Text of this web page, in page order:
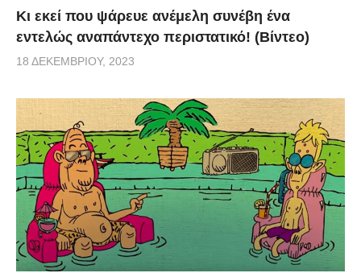
Κι εκεί που ψάρευε ανέμελη συνέβη ένα
εντελώς αναπάντεχο περιστατικό! (Βίντεο)
18 ΔΕΚΕΜΒΡΊΟΥ, 2023